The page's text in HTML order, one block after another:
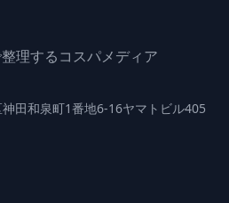
理するコスパメディア
田和泉町1番地6-16ヤマトビル405